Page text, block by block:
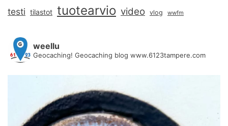
testi tilastot tuotearvio video vlog wwfm
weellu
Geocaching! Geocaching blog www.6123tampere.com